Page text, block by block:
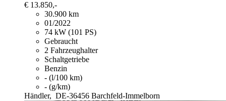
€ 13.850,-
30.900 km
01/2022
74 kW (101 PS)
Gebraucht
2 Fahrzeughalter
Schaltgetriebe
Benzin
- (l/100 km)
- (g/km)
Händler, DE-36456 Barchfeld-Immelborn